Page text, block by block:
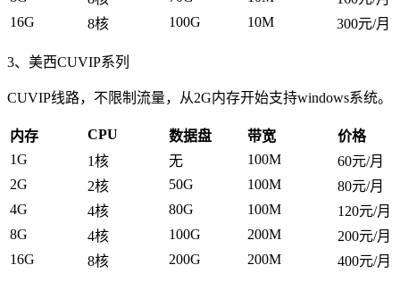
16G
8核 100G 10M 300元/月
3、美西CUVIP系列
CUVIP线路，不限制流量，从2G内存开始支持windows系统。
内存 CPU 数据盘 带宽
价格
1G
1核 无 100M
60元/月
2G
2核 50G 100M
80元/月
4G
4核 80G 100M
120元/月
8G
4核 100G 200M
200元/月
16G
8核 200G 200M 400元/月